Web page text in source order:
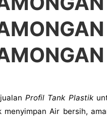
Profil Tank Plastik
menyimpan Air bersih,